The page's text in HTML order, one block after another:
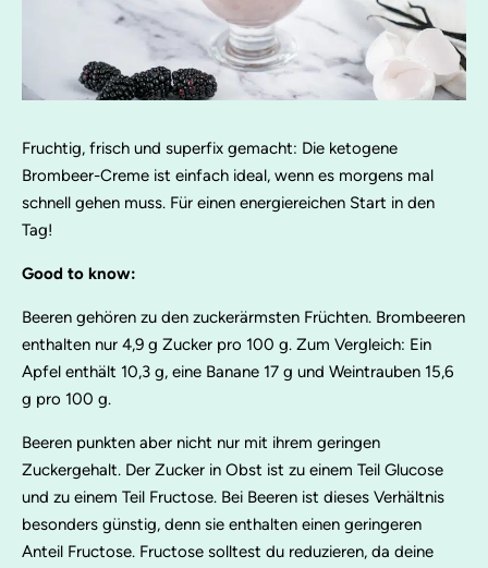
Fruchtig, frisch und superfix gemacht: Die ketogene
Brombeer-Creme ist einfach ideal, wenn es morgens mal
schnell gehen muss. Für einen energiereichen Start in den
Tag!
Good to know:
Beeren gehören zu den zuckerärmsten Früchten. Brombeeren
enthalten nur 4,9 g Zucker pro 100 g. Zum Vergleich: Ein
Apfel enthält 10,3 g, eine Banane 17 g und Weintrauben 15,6
g pro 100 g.
Beeren punkten aber nicht nur mit ihrem geringen
Zuckergehalt. Der Zucker in Obst ist zu einem Teil Glucose
und zu einem Teil Fructose. Bei Beeren ist dieses Verhältnis
besonders günstig, denn sie enthalten einen geringeren
Anteil Fructose. Fructose solltest du reduzieren, da deine